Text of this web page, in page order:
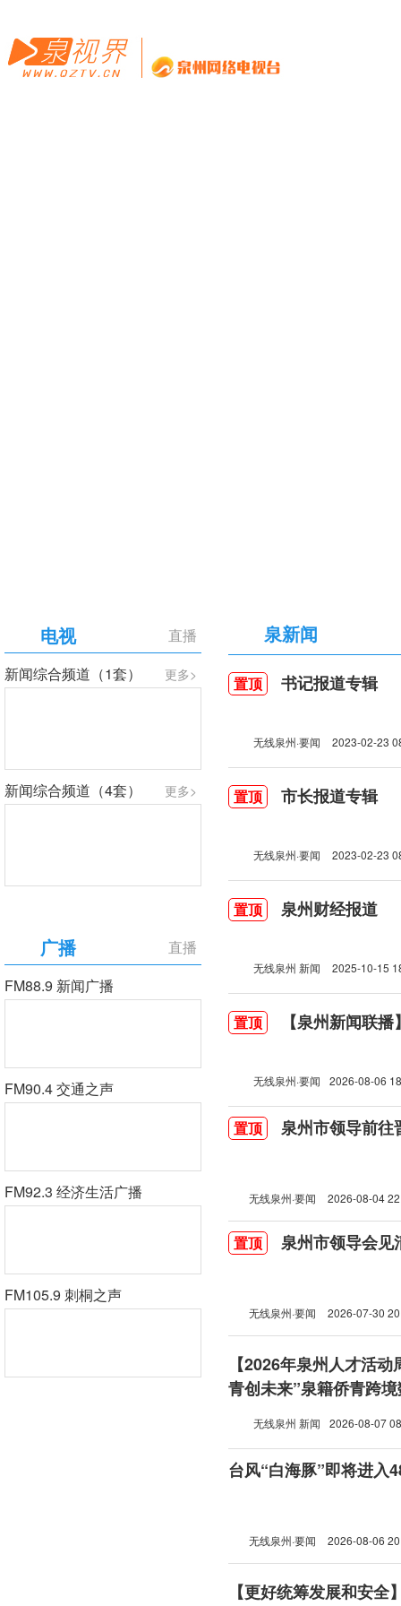
直播
电视
更多>
新闻综合频道（1套）
更多>
新闻综合频道（4套）
直播
广播
FM88.9 新闻广播
FM90.4 交通之声
FM92.3 经济生活广播
FM105.9 刺桐之声
泉新闻
置顶 书记报道专辑
无线泉州·要闻 2023-02-23
置顶 市长报道专辑
无线泉州·要闻 2023-02-23
置顶 泉州财经报道
无线泉州 新闻 2025-10-15
置顶 【泉州新闻联
无线泉州·要闻 2026-08-06
置顶 泉州市领导前往
无线泉州·要闻 2026-08-04
置顶 泉州市领导会见
无线泉州·要闻 2026-07-30
【2026年泉州人才活
青创未来”泉籍侨青跨
无线泉州 新闻 2026-08-07
台风“白海豚”即将进入
无线泉州·要闻 2026-08-06
【更好统筹发展和安全